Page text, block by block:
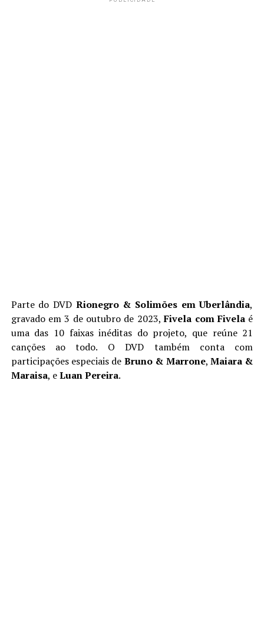
Parte do DVD Rionegro & Solimões em Uberlândia,
gravado em 3 de outubro de 2023,Fivela com Fivelaé
uma das 10 faixas inéditas do projeto, que reúne 21
canções ao todo. O DVD também conta com
participações especiais de Bruno & Marrone, Maiara &
Maraisa, eLuan Pereira.